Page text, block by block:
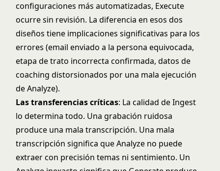
configuraciones más automatizadas, Execute
ocurre sin revisión. La diferencia en esos dos
diseños tiene implicaciones significativas para los
errores (email enviado a la persona equivocada,
etapa de trato incorrecta confirmada, datos de
coaching distorsionados por una mala ejecución
de Analyze).
Las transferencias críticas: La calidad de Ingest
lo determina todo. Una grabación ruidosa
produce una mala transcripción. Una mala
transcripción significa que Analyze no puede
extraer con precisión temas ni sentimiento. Un